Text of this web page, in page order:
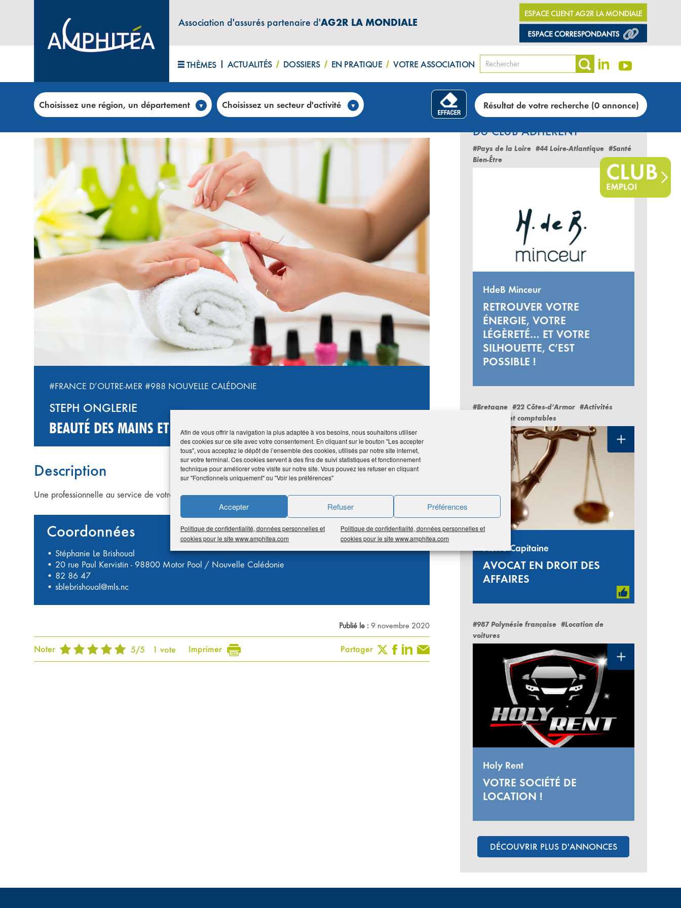
Afin de vous offrir la navigation la plus adaptée à vos besoins, nous souhaitons utiliser
des cookies sur ce site avec votre consentement. En cliquant sur le bouton "Les accepter
tous", vous acceptez le dépôt de l’ensemble des cookies, utilisés par notre site internet,
sur votre terminal. Ces cookies servent à des fins de suivi statistiques et fonctionnement
technique pour améliorer votre visite sur notre site. Vous pouvez les refuser en cliquant
sur "Fonctionnels uniquement" ou "Voir les préférences"
Accepter Refuser Préférences
Politique de confidentialité, données personnelles et
cookies pour le site www.amphitea.com
Politique de confidentialité, données personnelles et
cookies pour le site www.amphitea.com
Association d'assurés partenaire d'AG2R LA MONDIALE
ESPACE CLIENT AG2R LA MONDIALE
THÈMES ACTUALITÉS DOSSIERS EN PRATIQUE VOTRE ASSOCIATION
Choisissez une région, un département Choisissez un secteur d'activité Résultat de votre recherche (0 annonce)
Accueil>Club annonces>STEPH ONGLERIE – Beauté des mains et des pieds (Nouvelle Calédonie)
SANTÉ BIEN-ÊTRE
#FRANCE D’OUTRE-MER #988 NOUVELLE CALÉDONIE
STEPH ONGLERIE
BEAUTÉ DES MAINS ET DES PIEDS
Description
Une professionnelle au service de votre bien-être !
Coordonnées
• Stéphanie Le Brishoual
• 20 rue Paul Kervistin - 98800 Motor Pool / Nouvelle Calédonie
• 82 86 47
• sblebrishoual@mls.nc
Publié le : 9 novembre 2020
Noter 5/5 1 vote Imprimer Partager
LES DERNIÈRES ANNONCES
DU CLUB ADHÉRENT
#Pays de la Loire #44 Loire-Atlantique #Santé
Bien-Être
HdeB Minceur
RETROUVER VOTRE
ÉNERGIE, VOTRE
LÉGÈRETÉ… ET VOTRE
SILHOUETTE, C’EST
POSSIBLE !
#Bretagne #22 Côtes-d’Armor #Activités
juridiques et comptables
Pierre Capitaine
AVOCAT EN DROIT DES
AFFAIRES
#987 Polynésie française #Location de
voitures
Holy Rent
VOTRE SOCIÉTÉ DE
LOCATION !
DÉCOUVRIR PLUS D'ANNONCES